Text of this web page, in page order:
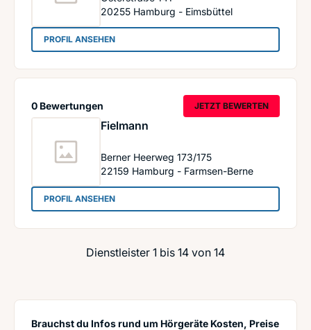
20255 Hamburg - Eimsbüttel
PROFIL ANSEHEN: Amplifon Hörgeräte Hamburg-Eimsbüttel,
Fielmann
Berner Heerweg 173/175
22159 Hamburg - Farmsen-Berne
0 Bewertungen JETZT BEWERTEN
PROFIL ANSEHEN: Fielmann
Dienstleister 1 bis 14 von 14
Brauchst du Infos rund um Hörgeräte Kosten, Preise